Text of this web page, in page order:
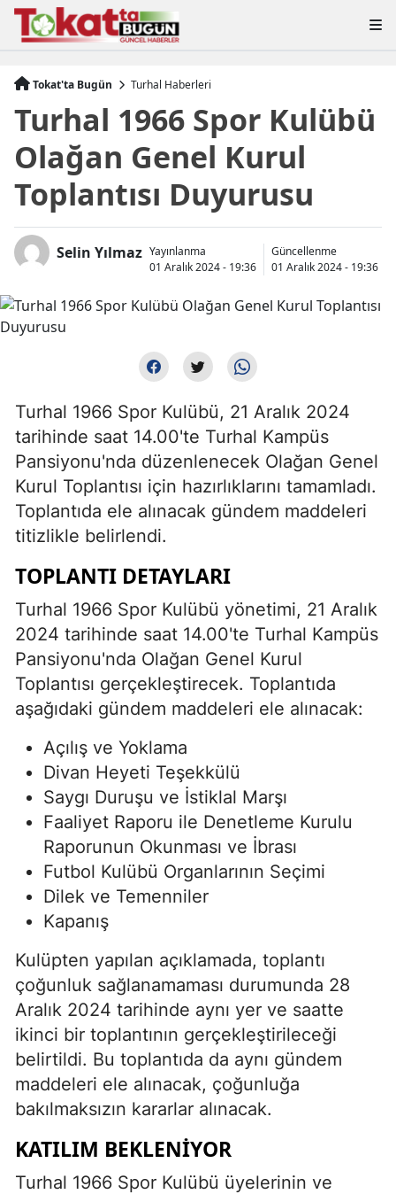
Tokat'ta Bugün Turhal Haberleri
Turhal 1966 Spor Kulübü
Olağan Genel Kurul
Toplantısı Duyurusu
Selin Yılmaz Yayınlanma
01 Aralık 2024 - 19:36
Güncellenme
01 Aralık 2024 - 19:36
Turhal 1966 Spor Kulübü, 21 Aralık 2024
tarihinde saat 14.00'te Turhal Kampüs
Pansiyonu'nda düzenlenecek Olağan Genel
Kurul Toplantısı için hazırlıklarını tamamladı.
Toplantıda ele alınacak gündem maddeleri
titizlikle belirlendi.
TOPLANTI DETAYLARI
Turhal 1966 Spor Kulübü yönetimi, 21 Aralık
2024 tarihinde saat 14.00'te Turhal Kampüs
Pansiyonu'nda Olağan Genel Kurul
Toplantısı gerçekleştirecek. Toplantıda
aşağıdaki gündem maddeleri ele alınacak:
Açılış ve Yoklama
Divan Heyeti Teşekkülü
Saygı Duruşu ve İstiklal Marşı
Faaliyet Raporu ile Denetleme Kurulu
Raporunun Okunması ve İbrası
Futbol Kulübü Organlarının Seçimi
Dilek ve Temenniler
Kapanış
Kulüpten yapılan açıklamada, toplantı
çoğunluk sağlanamaması durumunda 28
Aralık 2024 tarihinde aynı yer ve saatte
ikinci bir toplantının gerçekleştirileceği
belirtildi. Bu toplantıda da aynı gündem
maddeleri ele alınacak, çoğunluğa
bakılmaksızın kararlar alınacak.
KATILIM BEKLENIYOR
Turhal 1966 Spor Kulübü üyelerinin ve